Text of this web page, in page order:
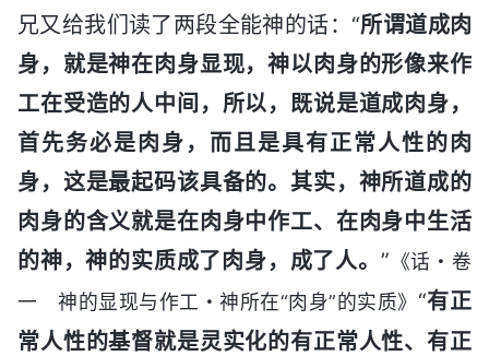
兄又给我们读了两段全能神的话：“所谓道成肉
身，就是神在肉身显现，神以肉身的形像来作
工在受造的人中间，所以，既说是道成肉身，
首先务必是肉身，而且是具有正常人性的肉
身，这是最起码该具备的。其实，神所道成的
肉身的含义就是在肉身中作工、在肉身中生活
的神，神的实质成了肉身，成了人。 ” 《话・卷
一 神的显现与作工・神所在“肉身”的实质》 “有正
常人性的基督就是灵实化的有正常人性、有正